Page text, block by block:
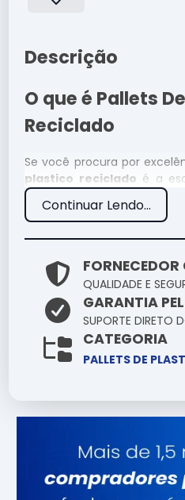
Descrição
O que é Pallets
Reciclado
Se você procura por
plastico reciclado é a
para suportar condições
nosso catálogo como
Especificações
Atributo
Componentes
Eficiência
Origem
Continuar Lendo...
QUALIDADE E
GARANTIA
SUPORTE DIRETO
CATEGORIA
PALLETS DE